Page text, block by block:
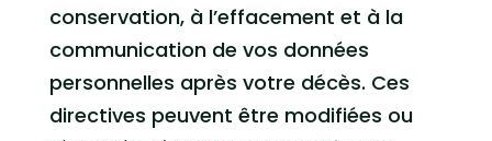
conservation, à l’effacement et à la
communication de vos données
personnelles après votre décès. Ces
directives peuvent être modifiées ou